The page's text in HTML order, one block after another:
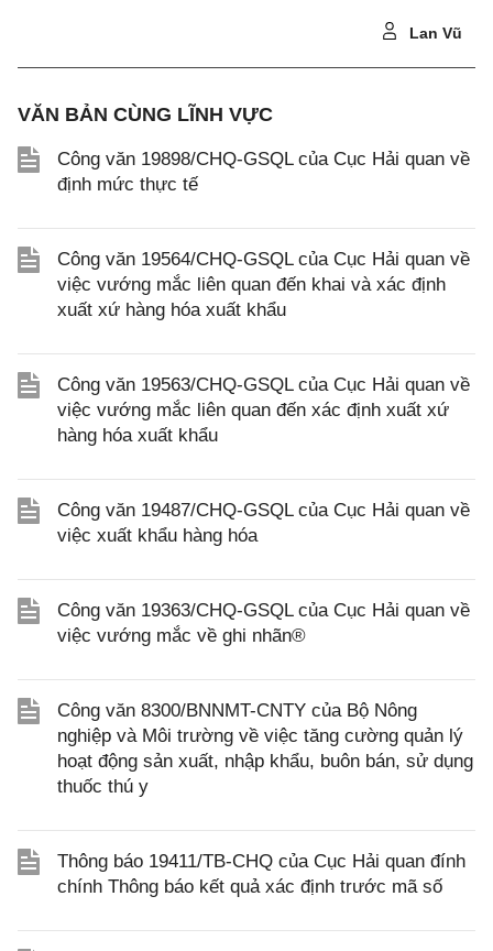
Lan Vũ
VĂN BẢN CÙNG LĨNH VỰC
Công văn 19898/CHQ-GSQL của Cục Hải quan về
định mức thực tế
Công văn 19564/CHQ-GSQL của Cục Hải quan về
việc vướng mắc liên quan đến khai và xác định
xuất xứ hàng hóa xuất khẩu
Công văn 19563/CHQ-GSQL của Cục Hải quan về
việc vướng mắc liên quan đến xác định xuất xứ
hàng hóa xuất khẩu
Công văn 19487/CHQ-GSQL của Cục Hải quan về
việc xuất khẩu hàng hóa
Công văn 19363/CHQ-GSQL của Cục Hải quan về
việc vướng mắc về ghi nhãn®
Công văn 8300/BNNMT-CNTY của Bộ Nông
nghiệp và Môi trường về việc tăng cường quản lý
hoạt động sản xuất, nhập khẩu, buôn bán, sử dụng
thuốc thú y
Thông báo 19411/TB-CHQ của Cục Hải quan đính
chính Thông báo kết quả xác định trước mã số